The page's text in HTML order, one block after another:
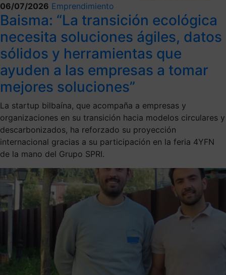
06/07/2026 Emprendimiento
Baisma: “La transición ecológica
necesita soluciones ágiles, datos
sólidos y herramientas que
ayuden a las empresas a tomar
mejores soluciones”
La startup bilbaína, que acompaña a empresas y
organizaciones en su transición hacia modelos circulares y
descarbonizados, ha reforzado su proyección
internacional gracias a su participación en la feria 4YFN
de la mano del Grupo SPRI.